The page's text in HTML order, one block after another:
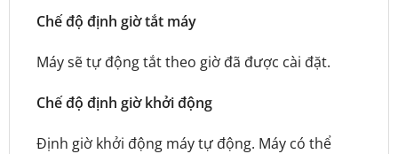
Chế độ định giờ tắt máy
Máy sẽ tự động tắt theo giờ đã được cài đặt.
Chế độ định giờ khởi động
Định giờ khởi động máy tự động. Máy có thể